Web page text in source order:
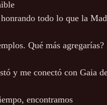
todo lo que la
Qué más agregarías?
y me conectó con Gaia
encontramos